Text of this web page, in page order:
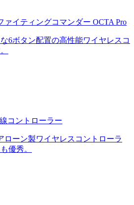
ァイティングコマンダー OCTA Pro
6ボタン配置の高性能ワイヤレスコ
コントローラー
ローン製ワイヤレスコントローラ
優秀。